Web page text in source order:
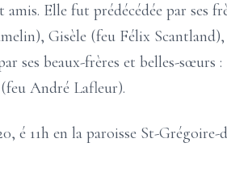
amis. Elle fut prédécédée par ses
Gisèle (feu Félix
ses beaux-frères et belles-
André Lafleur).
é 11h en la paroisse St-Grégoire-